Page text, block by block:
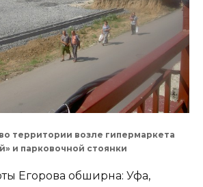
территории возле гипермаркета
и парковочной стоянки
Егорова обширна: Уфа,